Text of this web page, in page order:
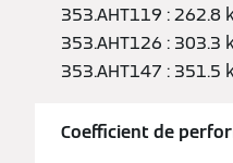
353.AHT119 : 262.8
353.AHT126 : 303.3
353.AHT147 : 351.5
Coefficient de